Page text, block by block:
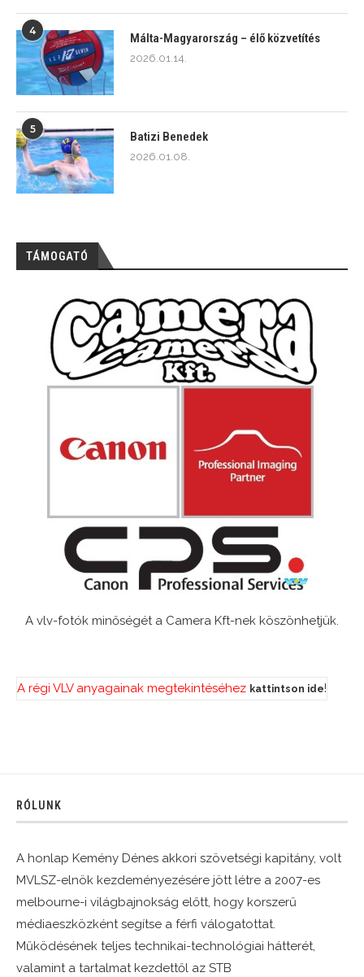
4
Málta-Magyarország – élő közvetítés
2026.01.14.
5
Batizi Benedek
2026.01.08.
TÁMOGATÓ
A vlv-fotók minőségét a Camera Kft-nek köszönhetjük.
A régi VLV anyagainak megtekintéséhez kattintson ide!
RÓLUNK
A honlap Kemény Dénes akkori szövetségi kapitány, volt
MVLSZ-elnök kezdeményezésére jött létre a 2007-es
melbourne-i világbajnokság előtt, hogy korszerű
médiaeszközként segítse a férfi válogatottat.
Működésének teljes technikai-technológiai hátterét,
valamint a tartalmat kezdettől az STB